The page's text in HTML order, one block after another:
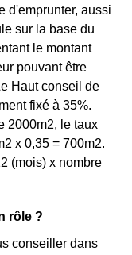
d'emprunter, aussi
sur la base du
le montant
pouvant être
Haut conseil de
fixé à 35%.
2000m2, le taux
x 0,35 = 700m2.
(mois) x nombre
rôle ?
conseiller dans